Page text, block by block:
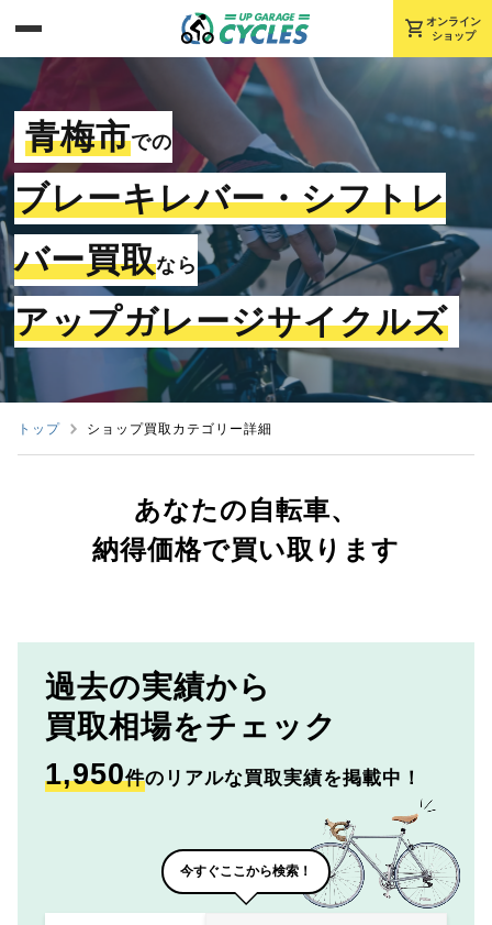
shopping_cart オンライン
ショップ
青梅市での
ブレーキレバー・シフトレ
バー買取なら
アップガレージサイクルズ
トップ ショップ買取カテゴリー詳細
あなたの自転車、
納得価格で買い取ります
過去の実績から
買取相場をチェック
1,950件のリアルな買取実績を掲載中！
今すぐここから検索！